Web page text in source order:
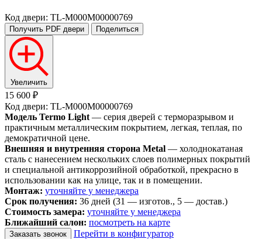
Код двери: TL-M000M00000769
Получить PDF двери Поделиться
Увеличить
15 600 ₽
Код двери: TL-M000M00000769
Модель Termo Light — серия дверей с терморазрывом и
практичным металлическим покрытием, легкая, теплая, по
демократичной цене.
Внешняя и внутренняя сторона Metal — холоднокатаная
сталь с нанесением нескольких слоев полимерных покрытий
и специальной антикоррозийной обработкой, прекрасно в
использовании как на улице, так и в помещении.
Монтаж: уточняйте у менеджера
Срок получения: 36 дней (31 — изготов., 5 — достав.)
Стоимость замера: уточняйте у менеджера
Ближайший салон: посмотреть на карте
Заказать звонок
Перейти в конфигуратор